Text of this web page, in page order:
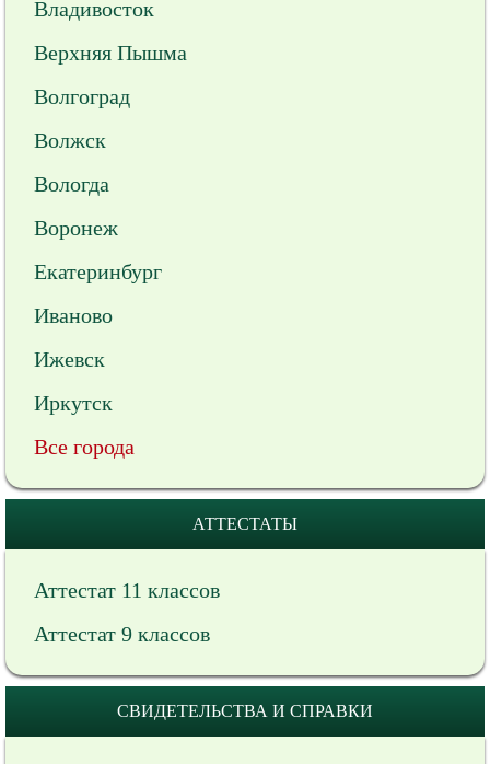
Владивосток
Верхняя Пышма
Волгоград
Волжск
Вологда
Воронеж
Екатеринбург
Иваново
Ижевск
Иркутск
Все города
АТТЕСТАТЫ
Аттестат 11 классов
Аттестат 9 классов
СВИДЕТЕЛЬСТВА И СПРАВКИ